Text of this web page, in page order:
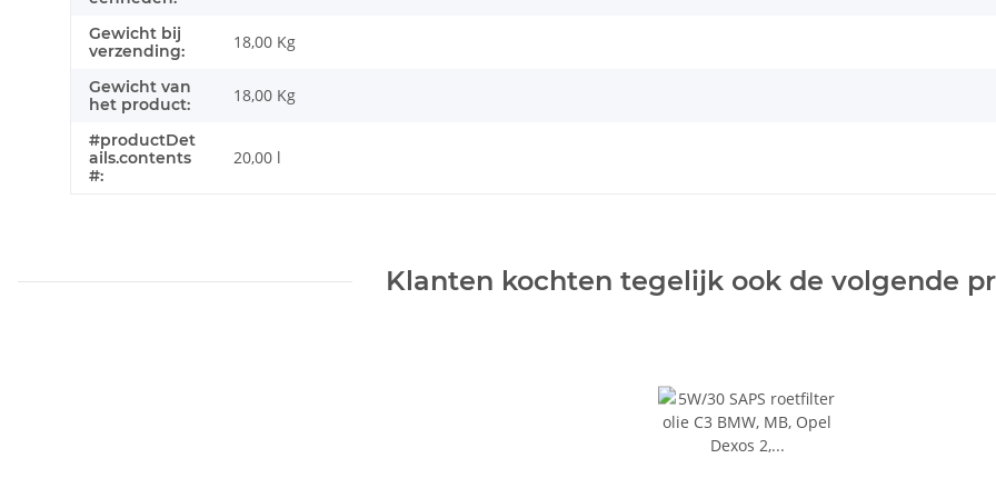
Gewicht bij
verzending:
18,00 Kg
Gewicht van
het product:
18,00 Kg
#productDet
ails.contents
#:
20,00 l
Klanten kochten tegelijk ook de volgende